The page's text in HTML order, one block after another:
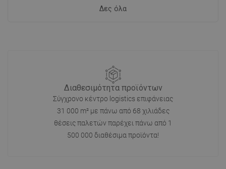
Δες όλα
Διαθεσιμότητα προϊόντων
Σύγχρονο κέντρο logistics επιφάνειας
31 000 m² με πάνω από 68 χιλιάδες
θέσεις παλετών παρέχει πάνω από 1
500 000 διαθέσιμα προϊόντα!